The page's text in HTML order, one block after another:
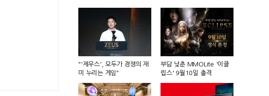
"'제우스', 모두가 경쟁의 재
미 누리는 게임"
부담 낮춘 MMOLite '이클
립스' 9월10일 출격